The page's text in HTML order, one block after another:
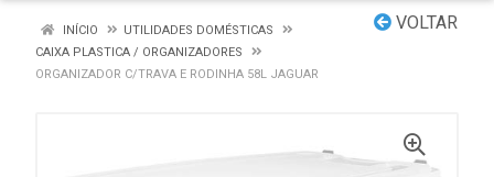
VOLTAR
INÍCIO
UTILIDADES DOMÉSTICAS
CAIXA PLASTICA / ORGANIZADORES
ORGANIZADOR C/TRAVA E RODINHA 58L JAGUAR